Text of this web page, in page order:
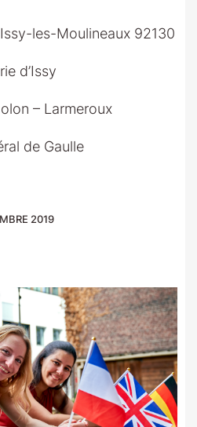
les-Moulineaux 92130
d’Issy
– Larmeroux
de Gaulle
2019